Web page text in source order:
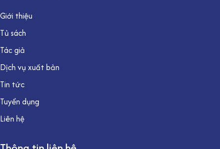
Giới thiệu
Tủ sách
Tác giả
Dịch vụ xuất bản
Tin tức
Tuyển dụng
Liên hệ